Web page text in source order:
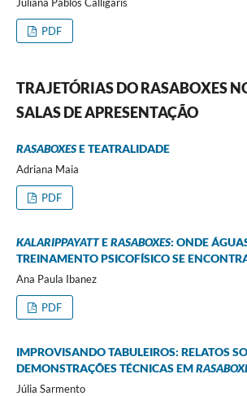
PDF
TRAJETÓRIAS DO RASABOXES
SALAS DE APRESENTAÇÃO
RASABOXESE TEATRALIDADE
Adriana Maia
PDF
KALARIPPAYATTERASABOXES: ONDE
TREINAMENTO PSICOFÍSICO SE
Ana Paula Ibanez
PDF
IMPROVISANDO TABULEIROS: RELATOS
DEMONSTRAÇÕES TÉCNICAS EM
Júlia Sarmento